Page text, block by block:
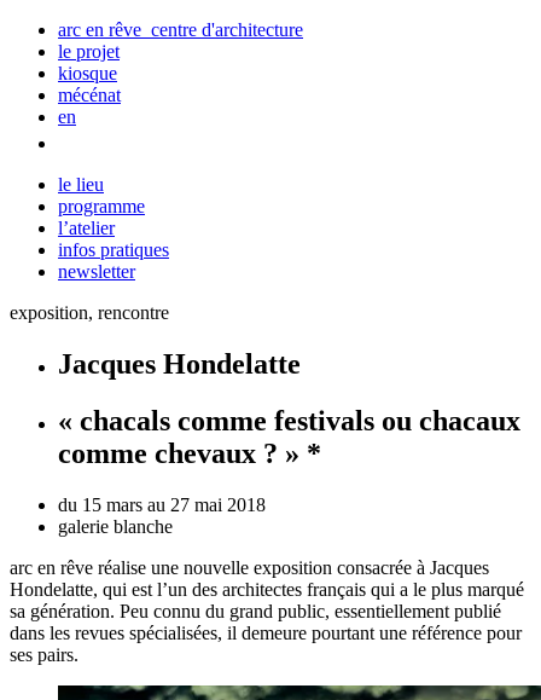
arc en rêve centre d'architecture
le projet
kiosque
mécénat
en
le lieu
programme
l’atelier
infos pratiques
newsletter
exposition, rencontre
Jacques Hondelatte
« chacals comme festivals ou chacaux
comme chevaux ? » *
du 15 mars au 27 mai 2018
galerie blanche
arc en rêve réalise une nouvelle exposition consacrée à Jacques
Hondelatte, qui est l’un des architectes français qui a le plus marqué
sa génération. Peu connu du grand public, essentiellement publié
dans les revues spécialisées, il demeure pourtant une référence pour
ses pairs.